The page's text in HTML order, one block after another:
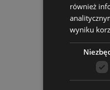
również
wyniku